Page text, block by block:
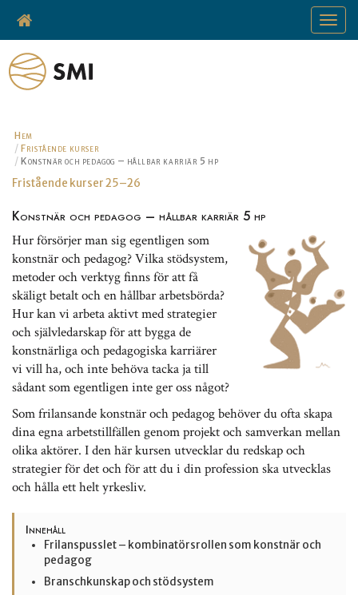
Toggle
Hem
Fristående kurser
Konstnär och pedagog – hållbar karriär 5 hp
Fristående kurser 25–26
Konstnär och pedagog – hållbar karriär 5 hp
Hur försörjer man sig egentligen som
konstnär och pedagog? Vilka stödsystem,
metoder och verktyg finns för att få
skäligt betalt och en hållbar arbetsbörda?
Hur kan vi arbeta aktivt med strategier
och självledarskap för att bygga de
konstnärliga och pedagogiska karriärer
vi vill ha, och inte behöva tacka ja till
sådant som egentligen inte ger oss något?
Som frilansande konstnär och pedagog behöver du ofta skapa
dina egna arbetstillfällen genom projekt och samverkan mellan
olika aktörer. I den här kursen utvecklar du redskap och
strategier för det och för att du i din profession ska utvecklas
och hålla ett helt yrkesliv.
Innehåll
Frilanspusslet – kombinatörsrollen som konstnär och
pedagog
Branschkunskap och stödsystem